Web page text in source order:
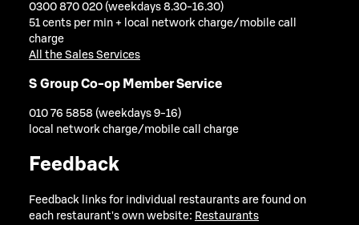
0300 870 020 (weekdays 8.30-16.30)
51 cents per min + local network charge/mobile call
charge
All the Sales Services
S Group Co-op Member Service
010 76 5858 (weekdays 9-16)
local network charge/mobile call charge
Feedback
Feedback links for individual restaurants are found on
each restaurant's own website: Restaurants